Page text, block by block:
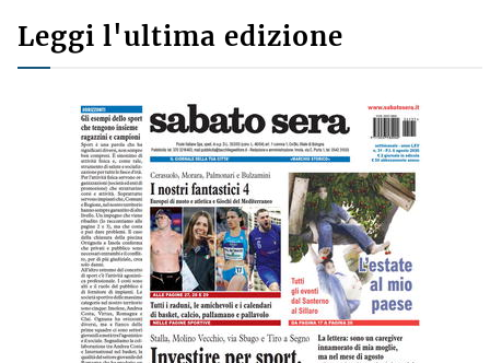
Leggi l'ultima edizione